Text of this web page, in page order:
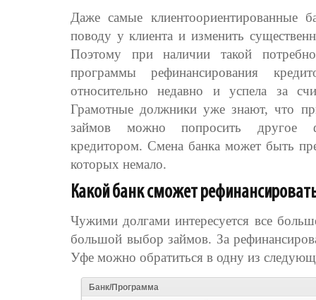
Даже самые клиентоориентированные
поводу у клиента и изменить
Поэтому при наличии такой
программы рефинансирования
относительно недавно и успела за
Грамотные должники уже знают, что
займов можно попросить другое
кредитором. Смена банка может быть
которых немало.
Какой банк сможет
Чужими долгами интересуется все
большой выбор займов. За
Уфе можно обратиться в одну из
Банк/Программа